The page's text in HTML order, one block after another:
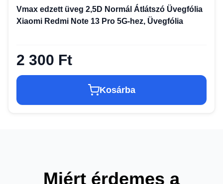
Vmax edzett üveg 2,5D Normál Átlátszó Üvegfólia
Xiaomi Redmi Note 13 Pro 5G-hez, Üvegfólia
2 300 Ft
Kosárba
Miért érdemes a